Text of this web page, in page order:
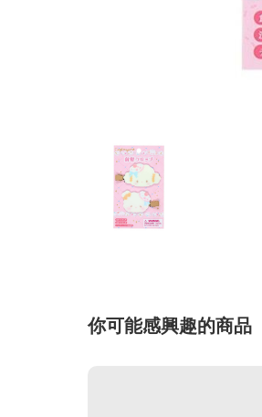
你可能感興趣的商品